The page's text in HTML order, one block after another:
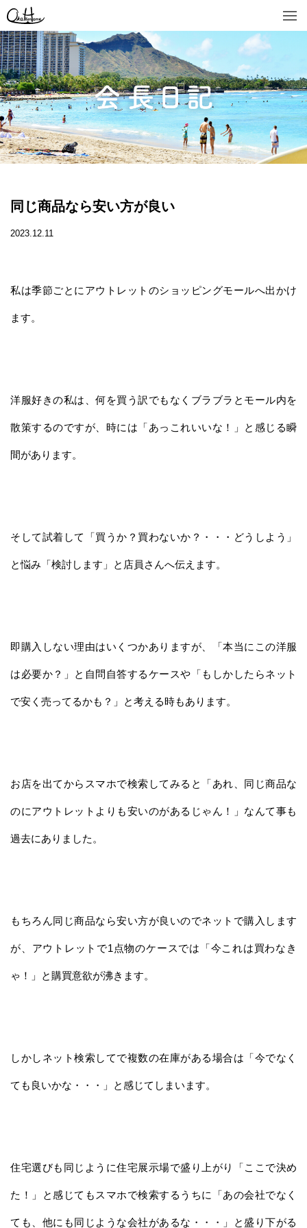
同じ商品なら安い方が良い
2023.12.11
私は季節ごとにアウトレットのショッピングモールへ出かけ
ます。
洋服好きの私は、何を買う訳でもなくブラブラとモール内を
散策するのですが、時には「あっこれいいな！」と感じる瞬
間があります。
そして試着して「買うか？買わないか？・・・どうしよう」
と悩み「検討します」と店員さんへ伝えます。
即購入しない理由はいくつかありますが、「本当にこの洋服
は必要か？」と自問自答するケースや「もしかしたらネット
で安く売ってるかも？」と考える時もあります。
お店を出てからスマホで検索してみると「あれ、同じ商品な
のにアウトレットよりも安いのがあるじゃん！」なんて事も
過去にありました。
もちろん同じ商品なら安い方が良いのでネットで購入します
が、アウトレットで1点物のケースでは「今これは買わなき
ゃ！」と購買意欲が沸きます。
しかしネット検索してで複数の在庫がある場合は「今でなく
ても良いかな・・・」と感じてしまいます。
住宅選びも同じように住宅展示場で盛り上がり「ここで決め
た！」と感じてもスマホで検索するうちに「あの会社でなく
ても、他にも同じような会社があるな・・・」と盛り下がる